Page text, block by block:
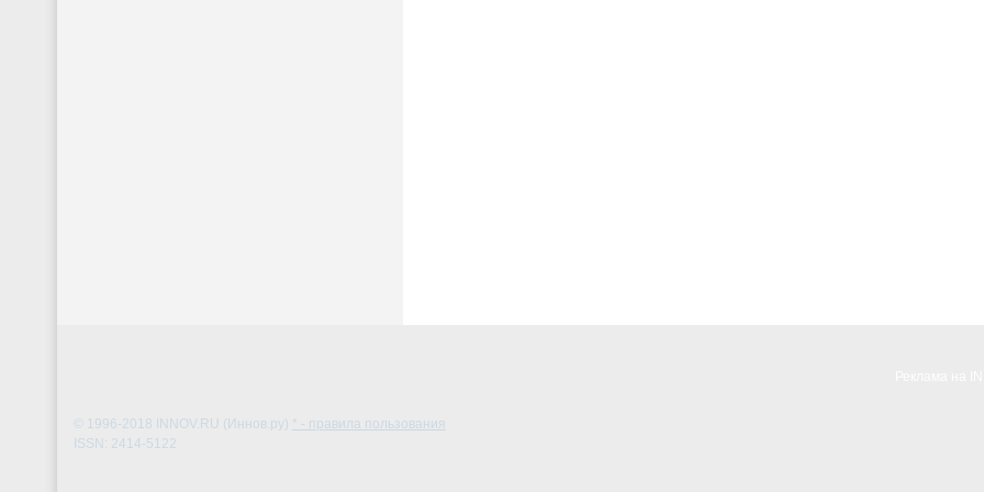
© 1996-2018 INNOV.RU (Иннов.ру) * - правила пользования
ISSN: 2414-5122